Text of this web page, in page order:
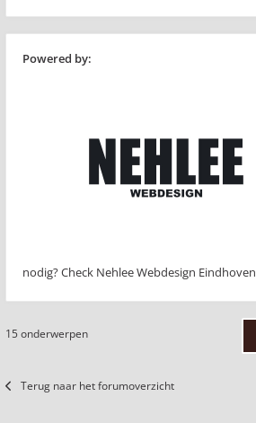
Powered by:
nodig? Check Nehlee Webdesign Eindhoven
15 onderwerpen
Terug naar het forumoverzicht